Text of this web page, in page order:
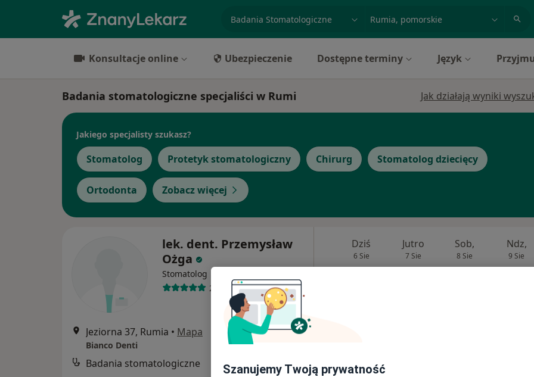
Konsultacje online Ubezpieczenie Dostępne terminy Język
Badania stomatologiczne specjaliści w Rumi Jak działają wyniki
Jakiego specjalisty szukasz?
Stomatolog Protetyk stomatologiczny Chirurg Stomatolog dziecięcy
Ortodonta Zobacz więcej
lek. dent. Przemysław
Ożga
Stomatolog
27 opinii
Jeziorna 37, Rumia • Mapa
Bianco Denti
Badania stomatologiczne 50 zł
Dziś
6 Sie
Jutro
7 Sie
Sob,
8 Sie
Ndz,
9 Sie
Szanujemy Twoją prywatność